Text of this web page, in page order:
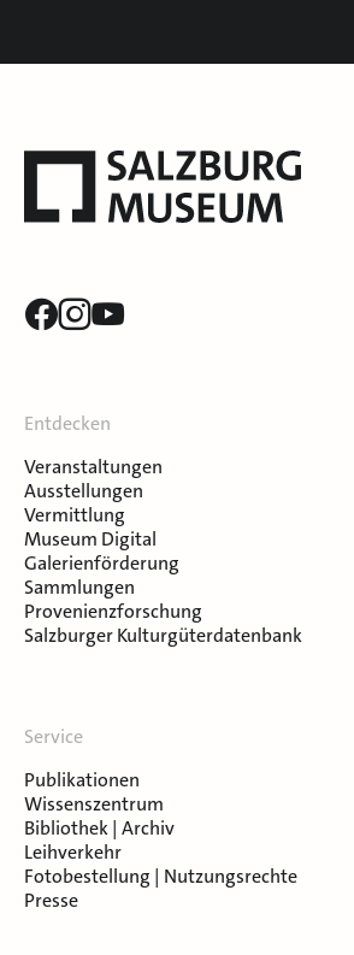
Entdecken
Veranstaltungen
Ausstellungen
Vermittlung
Museum Digital
Galerienförderung
Sammlungen
Provenienzforschung
Salzburger Kulturgüterdatenbank
Service
Publikationen
Wissenszentrum
Bibliothek | Archiv
Leihverkehr
Fotobestellung | Nutzungsrechte
Presse